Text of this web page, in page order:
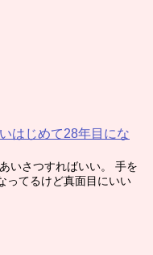
はじめて28年目にな
いさつすればいい。 手を
ってるけど真面目にいい